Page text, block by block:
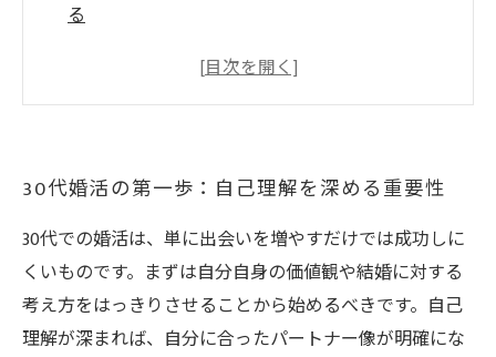
る
初対面での印象づけ：コミュニケーション術の
理想のパートナーとの未来を築くための婚活戦
略まとめ
30代婚活の第一歩：自己理解を深める重要性
30代での婚活は、単に出会いを増やすだけでは成功しに
くいものです。まずは自分自身の価値観や結婚に対する
考え方をはっきりさせることから始めるべきです。自己
理解が深まれば、自分に合ったパートナー像が明確にな